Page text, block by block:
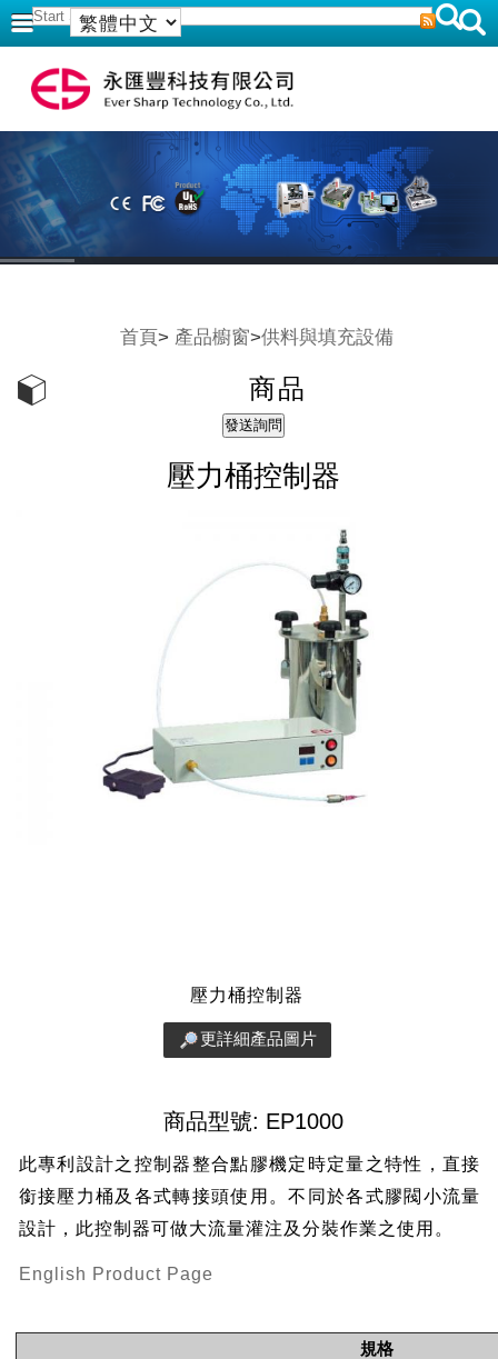
首頁> 產品櫥窗>供料與填充設備
商品
壓力桶控制器
壓力桶控制器
更詳細產品圖片
商品型號: EP1000
此專利設計之控制器整合點膠機定時定量之特性，直接
銜接壓力桶及各式轉接頭使用。不同於各式膠閥小流量
設計，此控制器可做大流量灌注及分裝作業之使用。
English Product Page
規格